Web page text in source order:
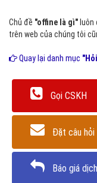
Chủ đề "offine là gì"
trên web của chúng tôi
Quay lại danh mục
Gọi CSKH
Đặt câu hỏi
Báo giá